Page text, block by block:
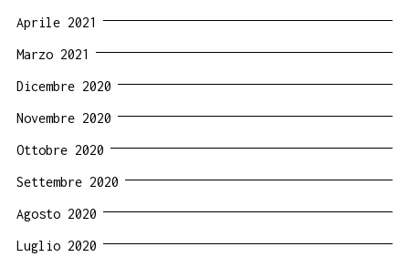
Aprile 2021
Marzo 2021
Dicembre 2020
Novembre 2020
Ottobre 2020
Settembre 2020
Agosto 2020
Luglio 2020